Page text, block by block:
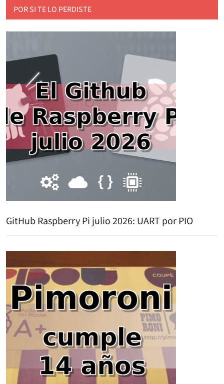
POR SI TE LO PERDISTE
GitHub Raspberry Pi julio 2026: UART por PIO